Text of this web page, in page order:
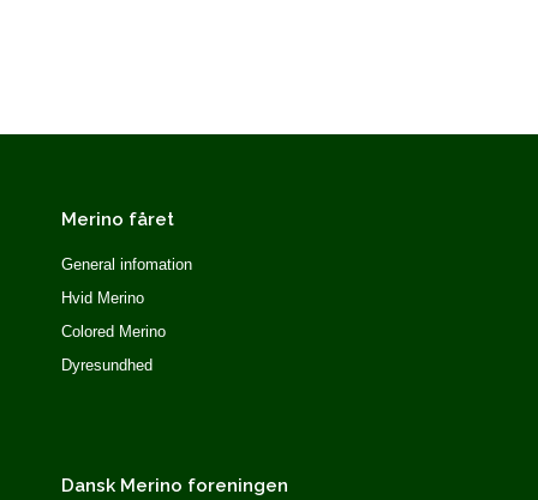
Merino fåret
General infomation
Hvid Merino
Colored Merino
Dyresundhed
Dansk Merino foreningen